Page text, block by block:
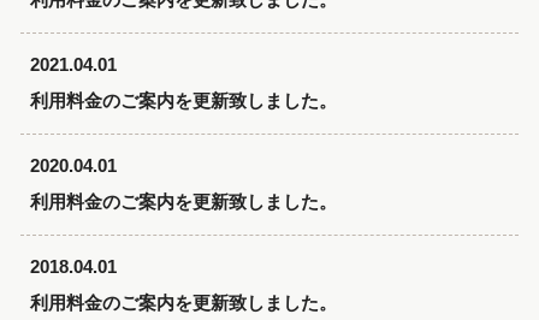
2021.04.01
利用料金のご案内を更新致しました。
2020.04.01
利用料金のご案内を更新致しました。
2018.04.01
利用料金のご案内を更新致しました。